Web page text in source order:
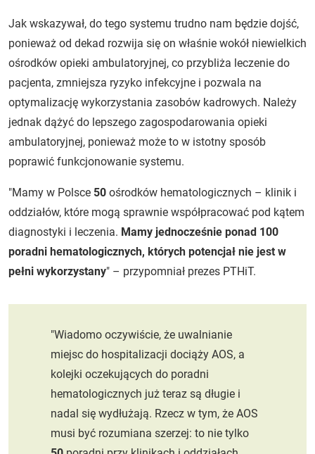
Jak wskazywał, do tego systemu trudno nam będzie dojść,
ponieważ od dekad rozwija się on właśnie wokół niewielkich
ośrodków opieki ambulatoryjnej, co przybliża leczenie do
pacjenta, zmniejsza ryzyko infekcyjne i pozwala na
optymalizację wykorzystania zasobów kadrowych. Należy
jednak dążyć do lepszego zagospodarowania opieki
ambulatoryjnej, ponieważ może to w istotny sposób
poprawić funkcjonowanie systemu.
"Mamy w Polsce 50 ośrodków hematologicznych – klinik i
oddziałów, które mogą sprawnie współpracować pod kątem
diagnostyki i leczenia. Mamy jednocześnie ponad 100
poradni hematologicznych, których potencjał nie jest w
pełni wykorzystany" – przypomniał prezes PTHiT.
"Wiadomo oczywiście, że uwalnianie
miejsc do hospitalizacji dociąży AOS, a
kolejki oczekujących do poradni
hematologicznych już teraz są długie i
nadal się wydłużają. Rzecz w tym, że AOS
musi być rozumiana szerzej: to nie tylko